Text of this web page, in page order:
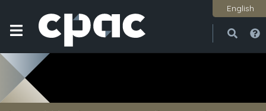
English